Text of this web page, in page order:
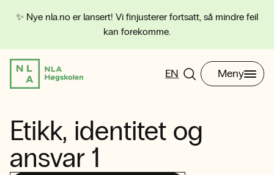
✨ Nye nla.no er lansert! Vi finjusterer fortsatt, så mindre feil
kan forekomme.
EN Meny
Etikk, identitet og
ansvar 1